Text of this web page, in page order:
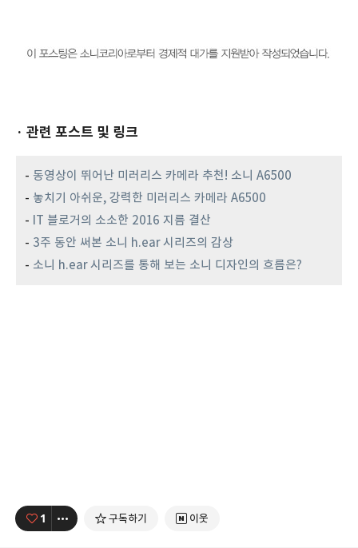
· 관련 포스트 및 링크
- 동영상이 뛰어난 미러리스 카메라 추천! 소니 A6500
- 놓치기 아쉬운, 강력한 미러리스 카메라 A6500
- IT 블로거의 소소한 2016 지름 결산
- 3주 동안 써본 소니 h.ear 시리즈의 감상
- 소니 h.ear 시리즈를 통해 보는 소니 디자인의 흐름은?
1 구독하기 이웃